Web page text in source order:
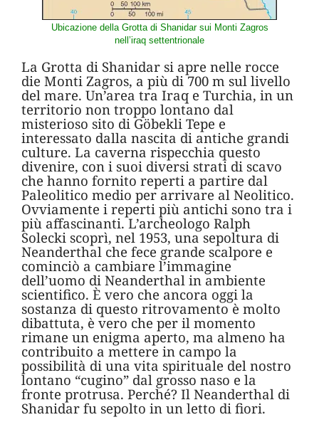
Ubicazione della Grotta di Shanidar sui Monti Zagros
nell’iraq settentrionale
La Grotta di Shanidar si apre nelle rocce
die Monti Zagros, a più di 700 m sul livello
del mare. Un’area tra Iraq e Turchia, in un
territorio non troppo lontano dal
misterioso sito di Göbekli Tepe e
interessato dalla nascita di antiche grandi
culture. La caverna rispecchia questo
divenire, con i suoi diversi strati di scavo
che hanno fornito reperti a partire dal
Paleolitico medio per arrivare al Neolitico.
Ovviamente i reperti più antichi sono tra i
più affascinanti. L’archeologo Ralph
Solecki scoprì, nel 1953, una sepoltura di
Neanderthal che fece grande scalpore e
cominciò a cambiare l’immagine
dell’uomo di Neanderthal in ambiente
scientifico. È vero che ancora oggi la
sostanza di questo ritrovamento è molto
dibattuta, è vero che per il momento
rimane un enigma aperto, ma almeno ha
contribuito a mettere in campo la
possibilità di una vita spirituale del nostro
lontano “cugino” dal grosso naso e la
fronte protrusa. Perché? Il Neanderthal di
Shanidar fu sepolto in un letto di fiori.